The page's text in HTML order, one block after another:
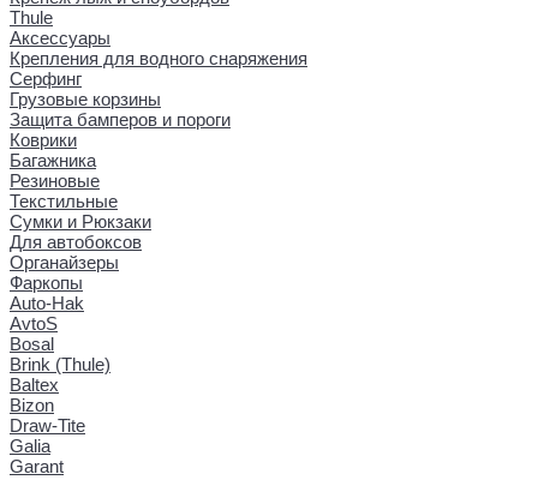
Thule
Аксессуары
Крепления для водного снаряжения
Серфинг
Грузовые корзины
Защита бамперов и пороги
Коврики
Багажника
Резиновые
Текстильные
Сумки и Рюкзаки
Для автобоксов
Органайзеры
Фаркопы
Auto-Hak
AvtoS
Bosal
Brink (Thule)
Baltex
Bizon
Draw-Tite
Galia
Garant